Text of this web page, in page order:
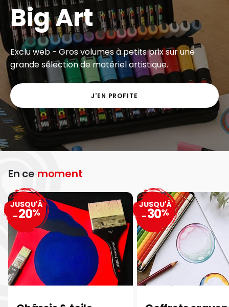
Big Art
Exclu web - Gros volumes à petits prix sur une
grande sélection de matériel artistique.
J'EN PROFITE
En ce moment
JUSQU'À
-20%
JUSQU'À
-30%